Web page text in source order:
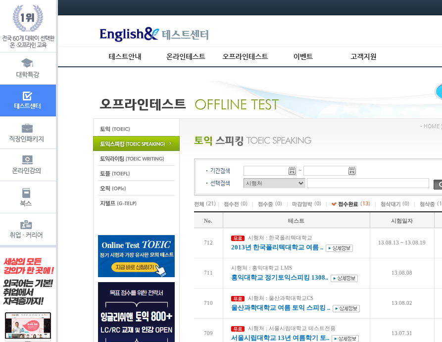
ㆍ HOME
기간검색 ~
선택검색
(21 ) (0) (0) (0) (13) (0) (1
No. 테스트 시험일자
712
시행처 : 한국폴리텍대학교
2013년 한국폴리텍대학교 여름 ..
13.08.13 ~ 13.08.19
711
시행처 : 홍익대학교 LMS
홍익대학교 정기토익스피킹 1308..
13.08.08
710
시행처 : 울산과학대학교CS
울산과학대학교 여름 토익 스피킹 ..
13.08.02
709
시행처 : 서울시립대학교 테스트전용
서울시립대학교 13년 여름학기 토..
13.07.31